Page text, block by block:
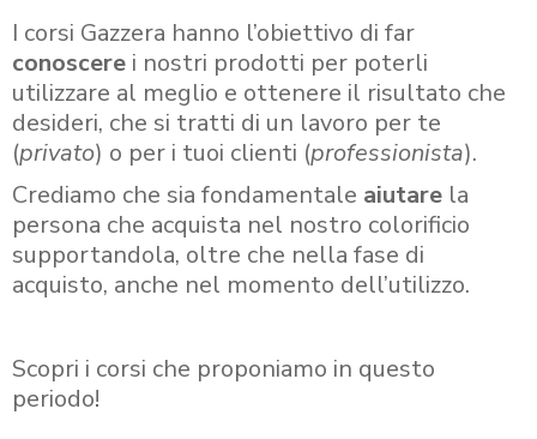
I corsi Gazzera hanno l’obiettivo di far
conoscere i nostri prodotti per poterli
utilizzare al meglio e ottenere il risultato che
desideri, che si tratti di un lavoro per te
(privato) o per i tuoi clienti (professionista).
Crediamo che sia fondamentale aiutare la
persona che acquista nel nostro colorificio
supportandola, oltre che nella fase di
acquisto, anche nel momento dell’utilizzo.
Scopri i corsi che proponiamo in questo
periodo!